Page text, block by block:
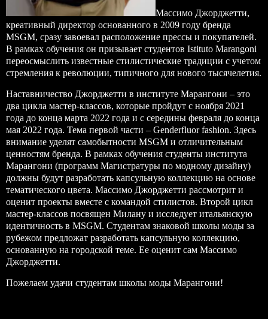
Массимо Джорджетти,
креативный директор основанного в 2009 году бренда
MSGM, сразу завоевал расположение прессы и покупателей.
В рамках обучения он призывает студентов Istituto Marangoni
переосмыслить известные стилистические традиции с учетом
стремления к революции, типичного для нового тысячелетия.
Наставничество Джорджетти в институте Марангони – это
два цикла мастер-классов, которые пройдут с ноября 2021
года до конца марта 2022 года и с середины февраля до конца
мая 2022 года. Тема первой части – Genderfluor fashion. Здесь
внимание уделят самобытности MSGM и отличительным
ценностям бренда. В рамках обучения студенты института
Марангони (программ Магистратуры по модному дизайну)
должны будут разработать капсульную коллекцию на основе
тематического цвета. Массимо Джорджетти рассмотрит и
оценит проекты вместе с командой стилистов. Второй цикл
мастер-классов посвящен Милану и исследует итальянскую
идентичность в MSGM. Студентам знаковой школы моды за
рубежом предложат разработать капсульную коллекцию,
основанную на городской теме. Ее оценит сам Массимо
Джорджетти.
Пожелаем удачи студентам школы моды Марангони!